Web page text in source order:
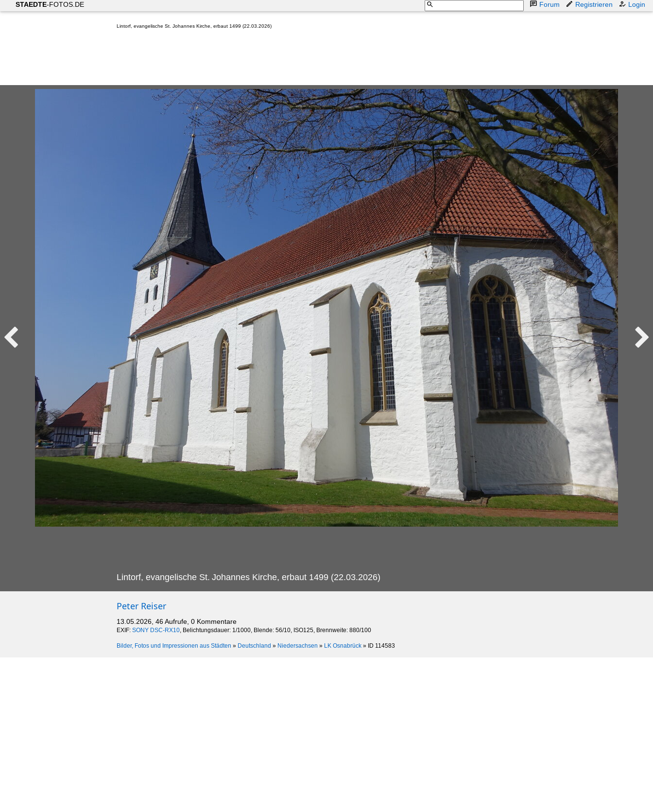
STAEDTE-FOTOS.DE Forum Registrieren Login
Lintorf, evangelische St. Johannes Kirche, erbaut 1499 (22.03.2026)
Lintorf, evangelische St. Johannes Kirche, erbaut 1499 (22.03.2026)
Peter Reiser
13.05.2026, 46 Aufrufe, 0 Kommentare
EXIF: SONY DSC-RX10, Belichtungsdauer: 1/1000, Blende: 56/10, ISO125, Brennweite: 880/100
Bilder, Fotos und Impressionen aus Städten » Deutschland » Niedersachsen » LK Osnabrück » ID 114583